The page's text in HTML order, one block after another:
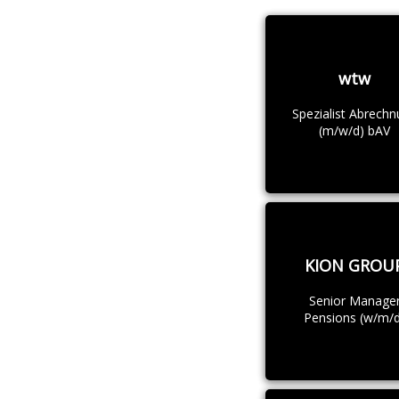
wtw
Spezialist
(m/w/d) bAV
KION
Senior
Pensions (w/m/